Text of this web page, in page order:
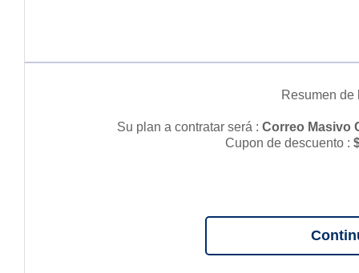
Resumen de
Su plan a contratar será : Correo Masivo
Cupon de descuento :